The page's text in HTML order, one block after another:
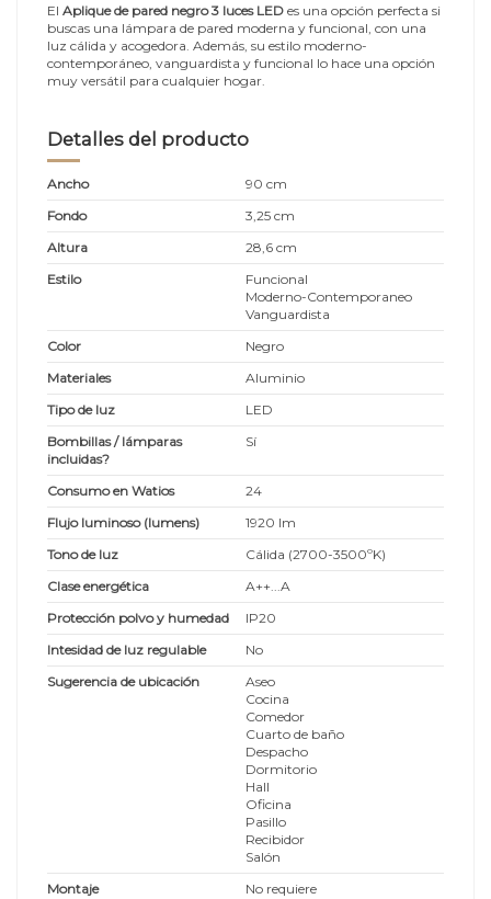
El Aplique de pared negro 3 luces LED es una opción perfecta si
buscas una lámpara de pared moderna y funcional, con una
luz cálida y acogedora. Además, su estilo moderno-
contemporáneo, vanguardista y funcional lo hace una opción
muy versátil para cualquier hogar.
Detalles del producto
Ancho
90 cm
Fondo
3,25 cm
Altura
28,6 cm
Estilo
Funcional
Moderno-Contemporaneo
Vanguardista
Color
Negro
Materiales
Aluminio
Tipo de luz
LED
Bombillas / lámparas
incluidas?
Sí
Consumo en Watios
24
Flujo luminoso (lumens)
1920 lm
Tono de luz
Cálida (2700-3500ºK)
Clase energética
A++...A
Protección polvo y humedad
IP20
Intesidad de luz regulable
No
Sugerencia de ubicación
Aseo
Cocina
Comedor
Cuarto de baño
Despacho
Dormitorio
Hall
Oficina
Pasillo
Recibidor
Salón
Montaje
No requiere